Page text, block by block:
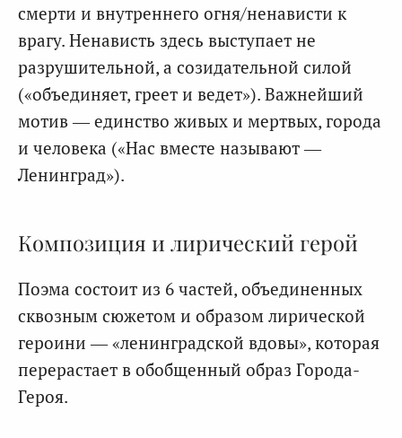
смерти и внутреннего огня/ненависти к
врагу. Ненависть здесь выступает не
разрушительной, а созидательной силой
(«объединяет, греет и ведет»). Важнейший
мотив — единство живых и мертвых, города
и человека («Нас вместе называют —
Ленинград»).
Композиция и лирический герой
Поэма состоит из 6 частей, объединенных
сквозным сюжетом и образом лирической
героини — «ленинградской вдовы», которая
перерастает в обобщенный образ Города-
Героя.